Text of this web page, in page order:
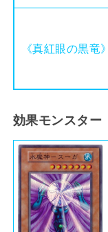
《真紅眼の黒竜》
効果モンスター